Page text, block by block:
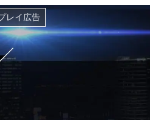
レイ広告